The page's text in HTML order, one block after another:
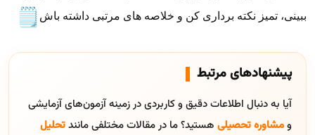
ببینی، تمیز نکته برداری کن و خلاصه های مرتبی داشته باش
پیشنهادهای مرتبط
آیا به دنبال اطلاعات دقیق و کاربردی در زمینه آزمون‌های آزمایشی
ومشاوره تحصیلی هستید؟ ما در مقالات مختلفی مانندتحلیل